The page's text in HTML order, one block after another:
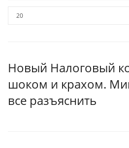
Новый Налоговый
шоком и крахом.
все разъяснить